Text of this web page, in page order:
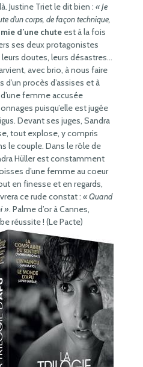
Justine Triet le dit bien : « Je
d’un corps, de façon technique,
d’une chute est à la fois
ses deux protagonistes
doutes, leurs désastres…
avec brio, à nous faire
procès d’assises et à
femme accusée
puisqu’elle est jugée
Devant ses juges, Sandra
tout explose, y compris
le couple. Dans le rôle de
Hüller est constamment
d’une femme au coeur
en finesse et en regards,
ce rude constat : « Quand
». Palme d’or à Cannes,
réussite ! (Le Pacte)